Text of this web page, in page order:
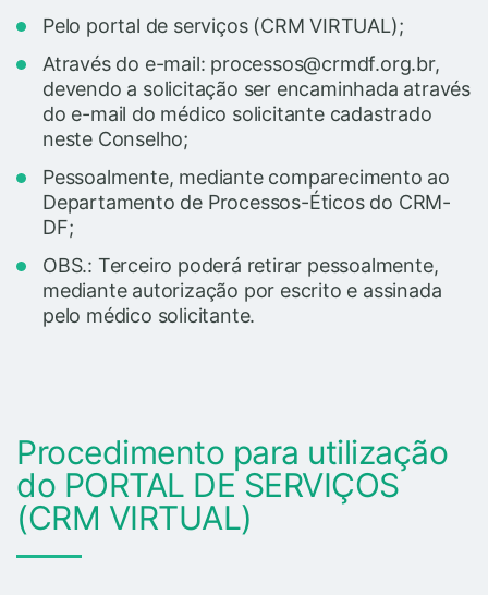
Pelo portal de serviços (CRM VIRTUAL);
Através do e-mail: processos@crmdf.org.br,
devendo a solicitação ser encaminhada através
do e-mail do médico solicitante cadastrado
neste Conselho;
Pessoalmente, mediante comparecimento ao
Departamento de Processos-Éticos do CRM-
DF;
OBS.: Terceiro poderá retirar pessoalmente,
mediante autorização por escrito e assinada
pelo médico solicitante.
Procedimento para utilização
do PORTAL DE SERVIÇOS
(CRM VIRTUAL)